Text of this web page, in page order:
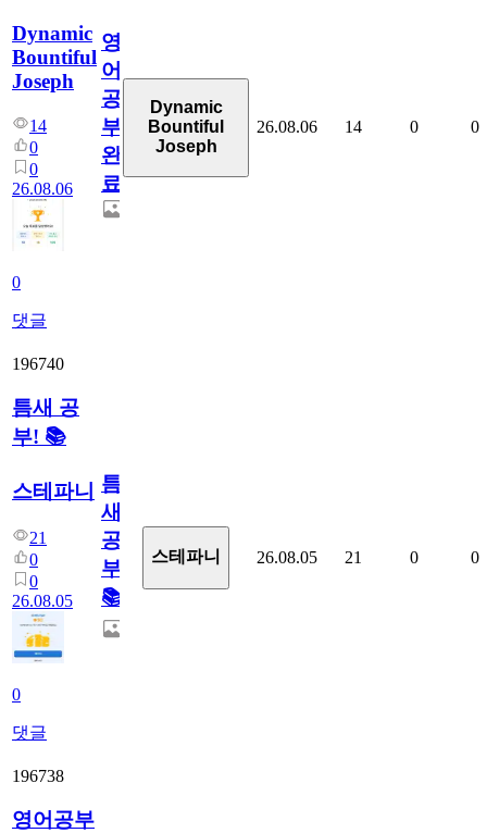
Dynamic
Bountiful
Joseph
14
0
0
26.08.06
0
댓글
영
어
공
부
완
료
Dynamic
Bountiful
Joseph
26.08.06 14 0 0
196740
틈새 공
부! 📚
스테파니
21
0
0
26.08.05
0
댓글
틈
새
공
부!
📚
스테파니 26.08.05 21 0 0
196738
영어공부